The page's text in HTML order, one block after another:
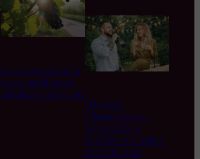
Les conséquences
du réchauffement
climatique sur le vin
L’Horloge
Champenoise :
Apprendre à
Déguster les Bulles
au Fil du Jour